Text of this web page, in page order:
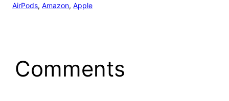
AirPods, Amazon, Apple
Comments